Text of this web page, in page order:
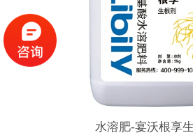
水溶肥-宴沃根享